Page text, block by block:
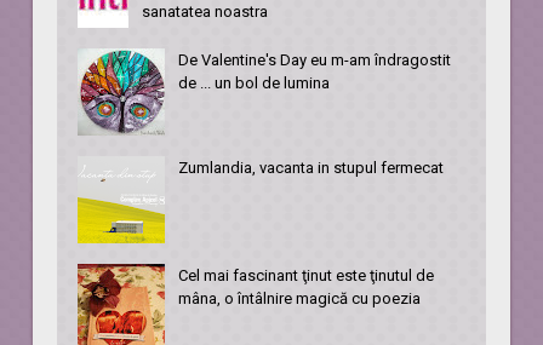
sanatatea noastra
De Valentine's Day eu m-am îndragostit
de ... un bol de lumina
Zumlandia, vacanta in stupul fermecat
Cel mai fascinant ţinut este ţinutul de
mâna, o întâlnire magică cu poezia